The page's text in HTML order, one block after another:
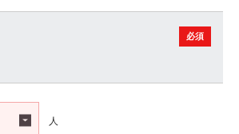
人